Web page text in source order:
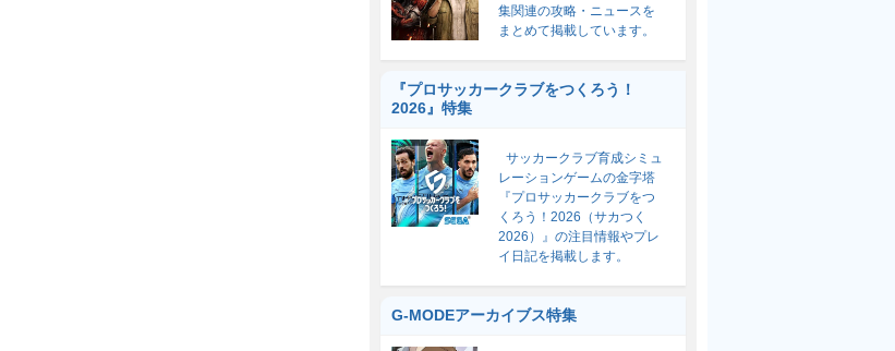
集関連の攻略・ニュースを
まとめて掲載しています。
『プロサッカークラブをつくろう！
2026』特集
サッカークラブ育成シミュ
レーションゲームの金字塔
『プロサッカークラブをつ
くろう！2026（サカつく
2026）』の注目情報やプレ
イ日記を掲載します。
G-MODEアーカイブス特集